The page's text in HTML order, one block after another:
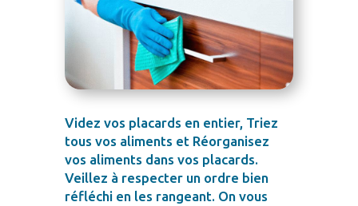
Videz vos placards en entier, Triez
tous vos aliments et Réorganisez
vos aliments dans vos placards.
Veillez à respecter un ordre bien
réfléchi en les rangeant. On vous